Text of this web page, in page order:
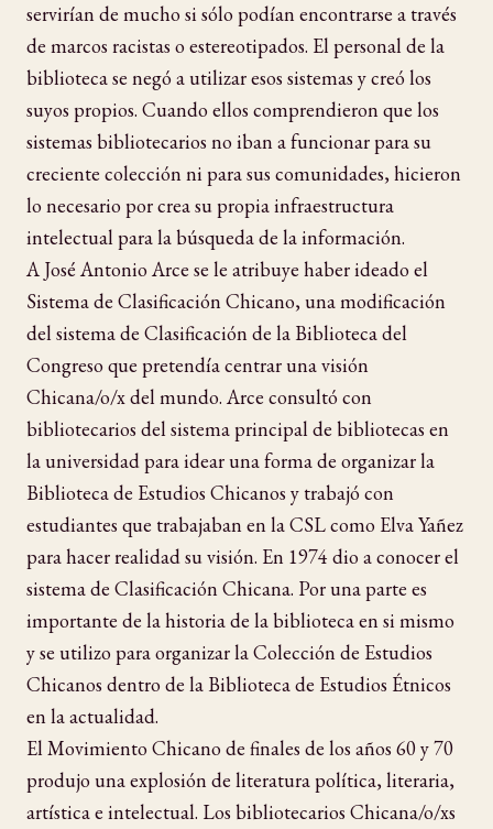
servirían de mucho si sólo podían encontrarse a través
de marcos racistas o estereotipados. El personal de la
biblioteca se negó a utilizar esos sistemas y creó los
suyos propios. Cuando ellos comprendieron que los
sistemas bibliotecarios no iban a funcionar para su
creciente colección ni para sus comunidades, hicieron
lo necesario por crea su propia infraestructura
intelectual para la búsqueda de la información.
A José Antonio Arce se le atribuye haber ideado el
Sistema de Clasificación Chicano, una modificación
del sistema de Clasificación de la Biblioteca del
Congreso que pretendía centrar una visión
Chicana/o/x del mundo. Arce consultó con
bibliotecarios del sistema principal de bibliotecas en
la universidad para idear una forma de organizar la
Biblioteca de Estudios Chicanos y trabajó con
estudiantes que trabajaban en la CSL como Elva Yañez
para hacer realidad su visión. En 1974 dio a conocer el
sistema de Clasificación Chicana. Por una parte es
importante de la historia de la biblioteca en si mismo
y se utilizo para organizar la Colección de Estudios
Chicanos dentro de la Biblioteca de Estudios Étnicos
en la actualidad.
El Movimiento Chicano de finales de los años 60 y 70
produjo una explosión de literatura política, literaria,
artística e intelectual. Los bibliotecarios Chicana/o/xs